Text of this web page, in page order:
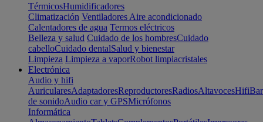
TérmicosHumidificadores
Climatización Ventiladores Aire acondicionado
Calentadores de agua Termos eléctricos
Belleza y salud Cuidado de los hombresCuidado
cabelloCuidado dentalSalud y bienestar
Limpieza Limpieza a vaporRobot limpiacristales
Electrónica
Audio y hifi
AuricularesAdaptadoresReproductoresRadiosAltavocesHifi
de sonidoAudio car y GPSMicrófonos
Informática